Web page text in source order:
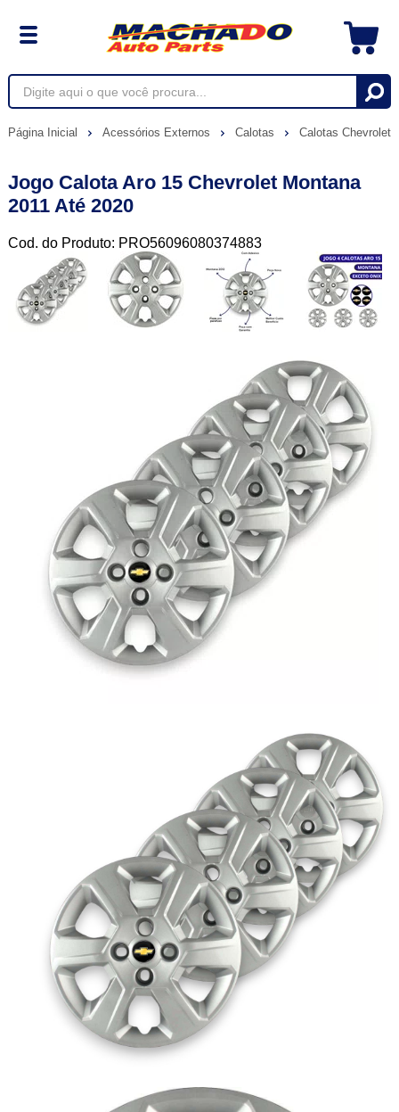
Página Inicial Acessórios Externos Calotas Calotas Chevrolet
Jogo Calota Aro 15 Chevrolet Montana
2011 Até 2020
Cod. do Produto: PRO56096080374883